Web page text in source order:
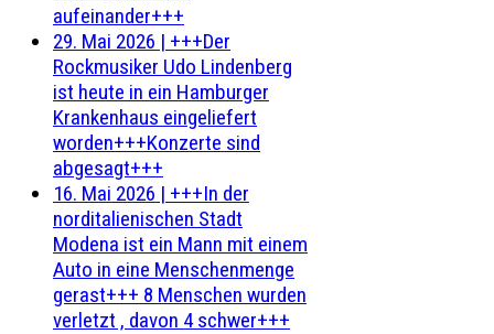
aufeinander+++
29. Mai 2026 | +++Der
Rockmusiker Udo Lindenberg
ist heute in ein Hamburger
Krankenhaus eingeliefert
worden+++Konzerte sind
abgesagt+++
16. Mai 2026 | +++In der
norditalienischen Stadt
Modena ist ein Mann mit einem
Auto in eine Menschenmenge
gerast+++ 8 Menschen wurden
verletzt , davon 4 schwer+++